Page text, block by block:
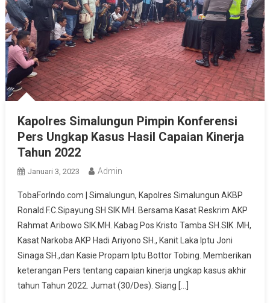
Kapolres Simalungun Pimpin Konferensi
Pers Ungkap Kasus Hasil Capaian Kinerja
Tahun 2022
Januari 3, 2023 Admin
TobaForIndo.com | Simalungun, Kapolres Simalungun AKBP
Ronald.F.C.Sipayung SH SIK MH. Bersama Kasat Reskrim AKP
Rahmat Aribowo SIK.MH. Kabag Pos Kristo Tamba SH.SIK .MH,
Kasat Narkoba AKP Hadi Ariyono SH., Kanit Laka Iptu Joni
Sinaga SH.,dan Kasie Propam Iptu Bottor Tobing. Memberikan
keterangan Pers tentang capaian kinerja ungkap kasus akhir
tahun Tahun 2022. Jumat (30/Des). Siang […]